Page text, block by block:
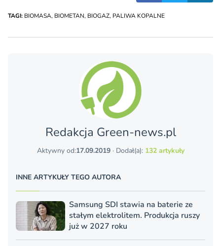
TAGI: BIOMASA, BIOMETAN, BIOGAZ, PALIWA KOPALNE
Redakcja Green-news.pl
Aktywny od:17.09.2019· Dodał(a): 132 artykuły
INNE ARTYKUŁY TEGO AUTORA
Samsung SDI stawia na baterie ze
stałym elektrolitem. Produkcja ruszy
już w 2027 roku